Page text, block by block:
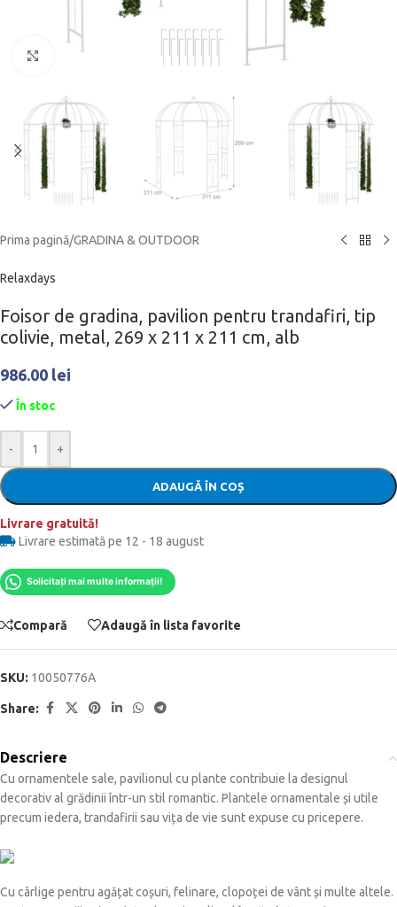
Click to enlarge
Prima pagină/GRADINA & OUTDOOR
Relaxdays
Foisor de gradina, pavilion pentru trandafiri, tip
colivie, metal, 269 x 211 x 211 cm, alb
986.00 lei
În stoc
- +
ADAUGĂ ÎN COȘ
Livrare gratuită!
Livrare estimată pe 12 - 18 august
Solicitați mai multe informații!
Compară Adaugă în lista favorite
SKU: 10050776A
Share:
Descriere
Cu ornamentele sale, pavilionul cu plante contribuie la designul
decorativ al grădinii într-un stil romantic. Plantele ornamentale și utile
precum iedera, trandafirii sau vița de vie sunt expuse cu pricepere.
Cu cârlige pentru agățat coșuri, felinare, clopoței de vânt și multe altele.